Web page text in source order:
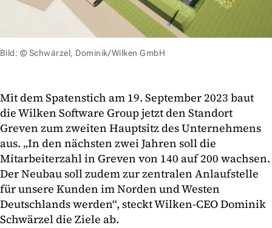
Bild: © Schwärzel, Dominik/Wilken GmbH
Mit dem Spatenstich am 19. September 2023 baut
die Wilken Software Group jetzt den Standort
Greven zum zweiten Hauptsitz des Unternehmens
aus. „In den nächsten zwei Jahren soll die
Mitarbeiterzahl in Greven von 140 auf 200 wachsen.
Der Neubau soll zudem zur zentralen Anlaufstelle
für unsere Kunden im Norden und Westen
Deutschlands werden“, steckt Wilken-CEO Dominik
Schwärzel die Ziele ab.